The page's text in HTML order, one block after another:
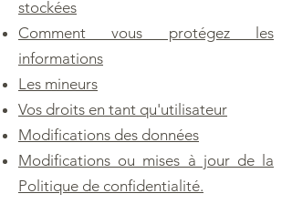
stockées
Comment vous protégez les
informations
Les mineurs
Vos droits en tant qu'utilisateur
Modifications des données
Modifications ou mises à jour de la
Politique de confidentialité.